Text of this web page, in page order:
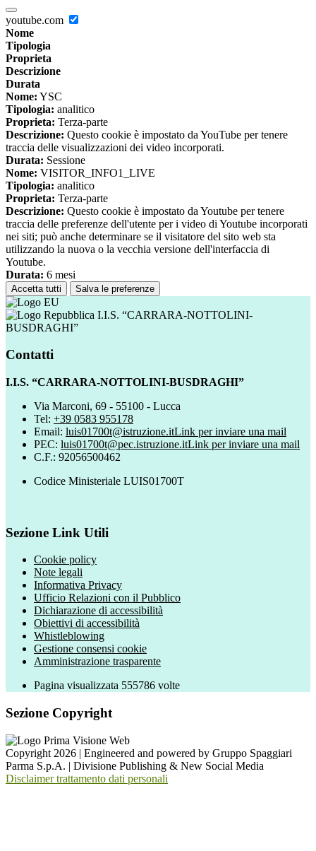
youtube.com
Nome
Tipologia
Proprieta
Descrizione
Durata
Nome: YSC
Tipologia: analitico
Proprieta: Terza-parte
Descrizione: Questo cookie è impostato da YouTube per tenere
traccia delle visualizzazioni dei video incorporati.
Durata: Sessione
Nome: VISITOR_INFO1_LIVE
Tipologia: analitico
Proprieta: Terza-parte
Descrizione: Questo cookie è impostato da Youtube per tenere
traccia delle preferenze dell'utente per i video di Youtube incorporati
nei siti; può anche determinare se il visitatore del sito web sta
utilizzando la nuova o la vecchia versione dell'interfaccia di
Youtube.
Durata: 6 mesi
Accetta tutti Salva le preferenze
I.I.S. “CARRARA-NOTTOLINI-
BUSDRAGHI”
Contatti
I.I.S. “CARRARA-NOTTOLINI-BUSDRAGHI”
Via Marconi, 69 - 55100 - Lucca
Tel: +39 0583 955178
Email: luis01700t@istruzione.itLink per inviare una mail
PEC: luis01700t@pec.istruzione.itLink per inviare una mail
C.F.: 92056500462
Codice Ministeriale LUIS01700T
Sezione Link Utili
Cookie policy
Note legali
Informativa Privacy
Ufficio Relazioni con il Pubblico
Dichiarazione di accessibilità
Obiettivi di accessibilità
Whistleblowing
Gestione consensi cookie
Amministrazione trasparente
Pagina visualizzata 555786 volte
Sezione Copyright
Copyright 2026 | Engineered and powered by Gruppo Spaggiari
Parma S.p.A. | Divisione Publishing & New Social Media
Disclaimer trattamento dati personali